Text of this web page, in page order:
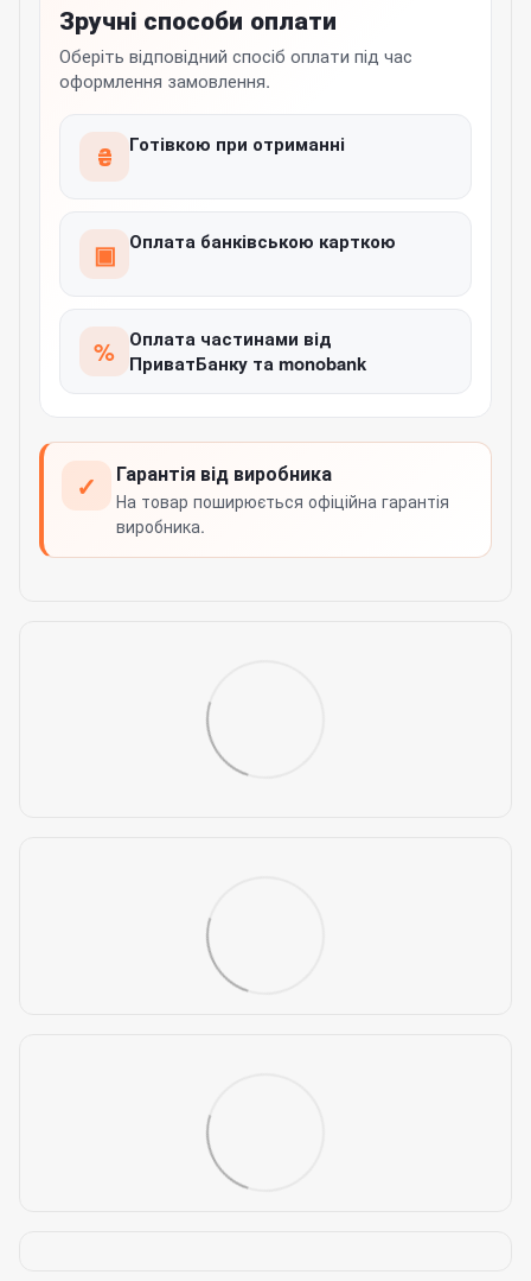
Зручні способи оплати
Оберіть відповідний спосіб оплати під час
оформлення замовлення.
₴ Готівкою при отриманні
▣ Оплата банківською карткою
% Оплата частинами від
ПриватБанку та monobank
✓ Гарантія від виробника
На товар поширюється офіційна гарантія
виробника.